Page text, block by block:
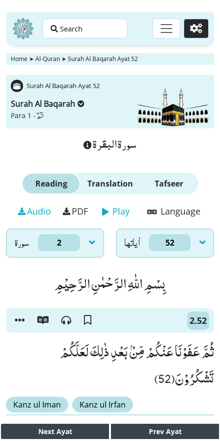
Search Go
Home ➤ Al-Quran ➤ Surah Al Baqarah Ayat 52
Surah Al Baqarah Ayat 52
Surah Al Baqarah
Para 1 -الٓمّٓ
سورة البقرة
Reading Translation Tafseer
Audio PDF Play Language
سورۃ 2 اٰياتها 52
بِسْمِ اللّٰهِ الرَّحْمٰنِ الرَّحِیْمِ
2.52
ثُمَّ عَفَوْنَا عَنْكُمْ مِّنْۢ بَعْدِ ذٰلِكَ لَعَلَّكُمْ
تَشْكُرُوْنَ(52)
Kanz ul Iman Kanz ul Irfan
Next Ayat Prev Ayat